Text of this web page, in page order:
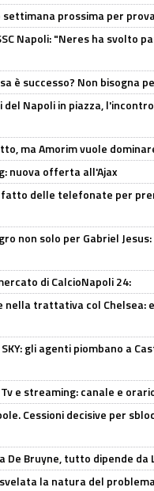
prossima per
Napoli: "Neres ha svolto
è successo? Non bisogna
Napoli in piazza,
ma Amorim vuole
nuova offerta all'Ajax
fatto delle telefonate per
non solo per Gabriel
di CalcioNapoli 24:
nella trattativa col Chelsea:
gli agenti piombano a
e streaming: canale e
Cessioni decisive per
Bruyne, tutto dipende da
la natura del